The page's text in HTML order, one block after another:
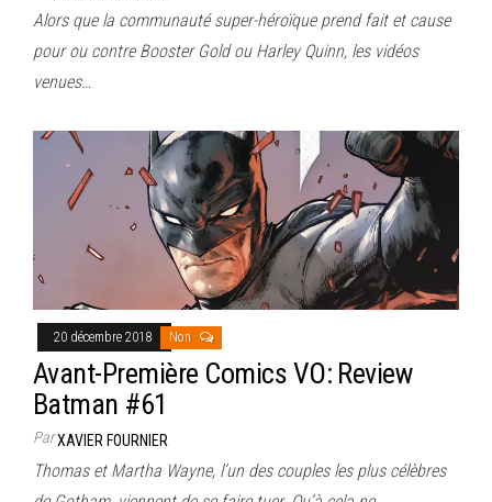
Alors que la communauté super-héroïque prend fait et cause
pour ou contre Booster Gold ou Harley Quinn, les vidéos
venues…
20 décembre 2018 Non
Avant-Première Comics VO: Review
Batman #61
ParXAVIER FOURNIER
Thomas et Martha Wayne, l’un des couples les plus célèbres